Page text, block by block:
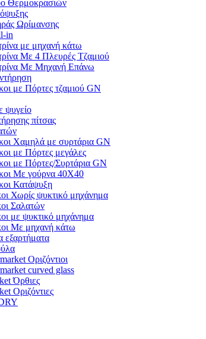
Θερμοκρασιών
Ωρίμανσης
in
με μηχανή κάτω
Με 4 Πλευρές Τζαμιού
Με Μηχανή Επάνω
με Πόρτες τζαμιού GN
ψυγείο
πίτσας
Χαμηλά με συρτάρια GN
με Πόρτες μεγάλες
με Πόρτες/Συρτάρια GN
Με γούρνα 40Χ40
Κατάψυξη
Χωρίς ψυκτικό μηχάνημα
Σαλατών
με ψυκτικό μηχάνημα
Με μηχανή κάτω
εξαρτήματα
Οριζόντιοι
curved glass
Όρθιες
Οριζόντιες